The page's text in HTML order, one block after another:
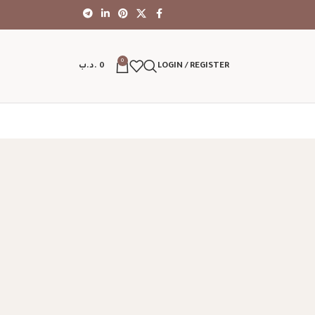
LOGIN / REGISTER
0
0 .د.ب